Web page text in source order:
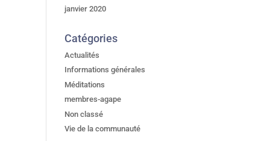
janvier 2020
Catégories
Actualités
Informations générales
Méditations
membres-agape
Non classé
Vie de la communauté